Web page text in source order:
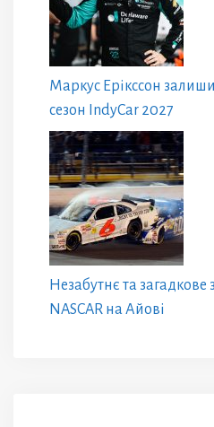
Маркус Ерікссон
сезон IndyCar 2027
Незабутнє та загадкове
NASCAR на Айові